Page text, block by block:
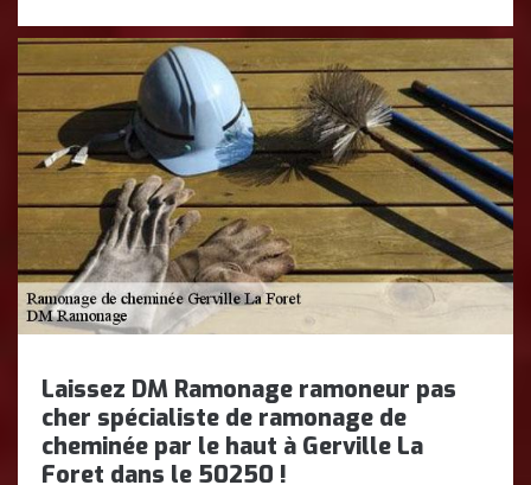
Laissez DM Ramonage ramoneur pas
cher spécialiste de ramonage de
cheminée par le haut à Gerville La
Foret dans le 50250 !